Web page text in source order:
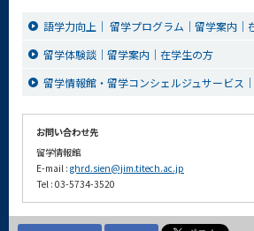
語学力向上｜ 留学プログラム｜留学案内｜
留学体験談｜留学案内｜在学生の方
留学情報館・留学コンシェルジュサービス
お問い合わせ先
留学情報館
E-mail : ghrd.sien@jim.titech.ac.jp
Tel : 03-5734-3520